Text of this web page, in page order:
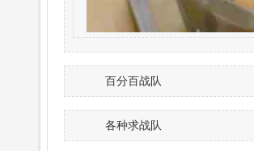
百分百战队
各种求战队